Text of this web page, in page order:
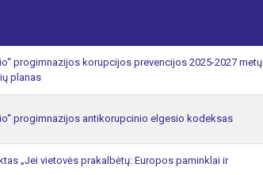
progimnazijos korupcijos prevencijos 2025-2027 metų
planas
progimnazijos antikorupcinio elgesio kodeksas
„Jei vietovės prakalbėtų: Europos paminklai ir